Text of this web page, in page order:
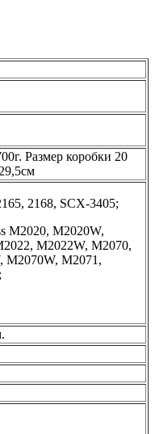
Размер коробки 20
2168, SCX-3405;
M2020, M2020W,
M2022W, M2070,
M2070W, M2071,